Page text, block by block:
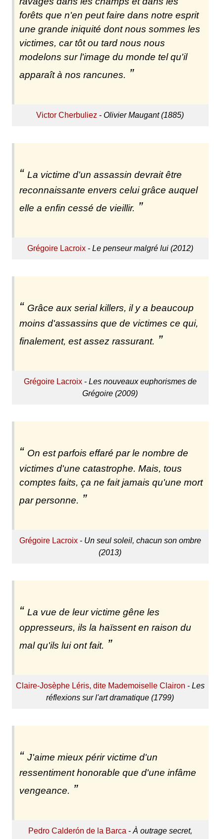
forêts que n'en peut faire dans notre esprit
une grande iniquité dont nous sommes les
victimes, car tôt ou tard nous nous
modelons sur l'image du monde tel qu'il
apparaît à nos rancunes.
Victor Cherbuliez -Olivier Maugant (1885)
La victime d'un assassin devrait être
reconnaissante envers celui grâce auquel
elle a enfin cessé de vieillir.
Grégoire Lacroix- Le penseur malgré lui (2012)
Grâce aux serial killers, il y a beaucoup
moins d'assassins que de victimes ce qui,
finalement, est assez rassurant.
Grégoire Lacroix- Les nouveaux euphorismes de
Grégoire (2009)
On est parfois effaré par le nombre de
victimes d'une catastrophe. Mais, tous
comptes faits, ça ne fait jamais qu'une mort
par personne.
Grégoire Lacroix- Un seul soleil, chacun son ombre
(2013)
La vue de leur victime gêne les
oppresseurs, ils la haïssent en raison du
mal qu'ils lui ont fait.
Claire-Josèphe Léris, dite Mademoiselle Clairon - Les
réflexions sur l'art dramatique (1799)
J'aime mieux périr victime d'un
ressentiment honorable que d'une infâme
vengeance.
Pedro Calderón de la Barca - À outrage secret,